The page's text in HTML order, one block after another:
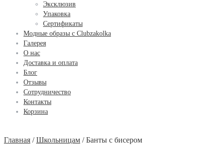
Эксклюзив
Упаковка
Сертификаты
Модные образы с Clubzakolka
Галерея
О нас
Доставка и оплата
Блог
Отзывы
Сотрудничество
Контакты
Корзина
Главная /Школьницам /Банты с бисером